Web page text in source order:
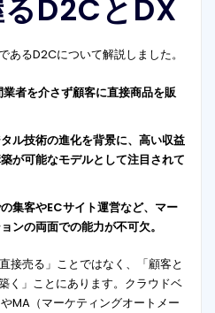
D2CとDX
るD2Cについて解説しました。
者を介さず顧客に直接商品を販
ル技術の進化を背景に、高い収益
が可能なモデルとして注目されて
集客やECサイト運営など、マー
ンの両面での能力が不可欠。
接売る」ことではなく、「顧客と
く」ことにあります。クラウドベ
MA（マーケティングオートメー